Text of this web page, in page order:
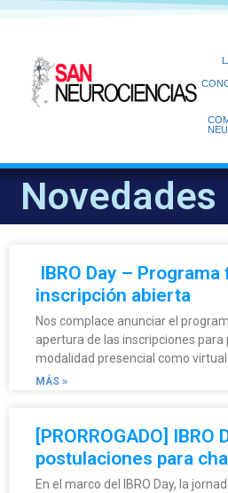
Novedades
IBRO Day – Programa
inscripción abierta
Nos complace anunciar el
apertura de las inscripciones para
modalidad presencial como
MÁS »
[PRORROGADO] IBRO
postulaciones para
En el marco del IBRO Day, la